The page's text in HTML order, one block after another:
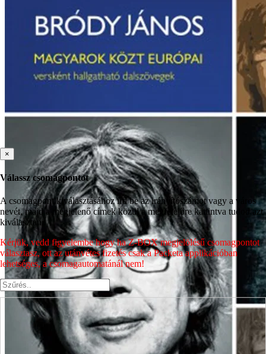
×
Válassz csomagpontot
A csomagpont kiválasztásához írd be az irányítószámot vagy a város
nevét, majd a megjelenő címek közül a megfelelőre kattintva tudod azt
kiválasztani.
Kérjük, vedd figyelembe hogy ha Z-BOX megjelölésű csomagpontot
választasz, ott az utánvétes fizetés csak a Packeta applikációban
lehetséges, a csomagautomatánál nem!